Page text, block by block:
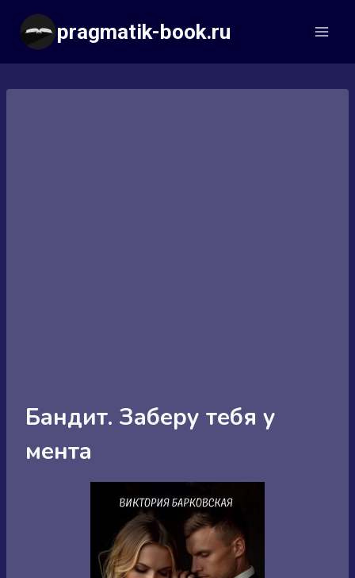
Перейти
содержимому
pragmatik-book.ru
Бандит. Заберу тебя у
мента